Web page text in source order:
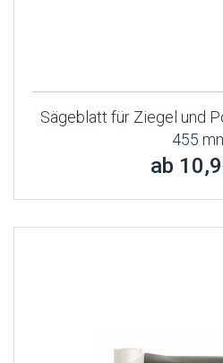
Sägeblatt für Ziegel und
455
ab